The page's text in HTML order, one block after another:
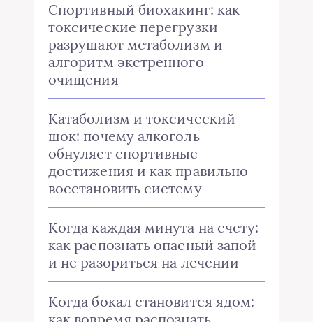
Спортивный биохакинг: как
токсические перегрузки
разрушают метаболизм и
алгоритм экстренного
очищения
Катаболизм и токсический
шок: почему алкоголь
обнуляет спортивные
достижения и как правильно
восстановить систему
Когда каждая минута на счету:
как распознать опасный запой
и не разориться на лечении
Когда бокал становится ядом: